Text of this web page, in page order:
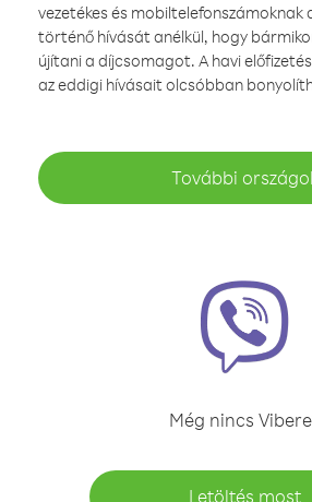
vezetékes és mobiltelefonszámoknak
történő hívását anélkül, hogy
újítani a díjcsomagot. A havi
az eddigi hívásait olcsóbban
További
Még nincs
Letöltés most